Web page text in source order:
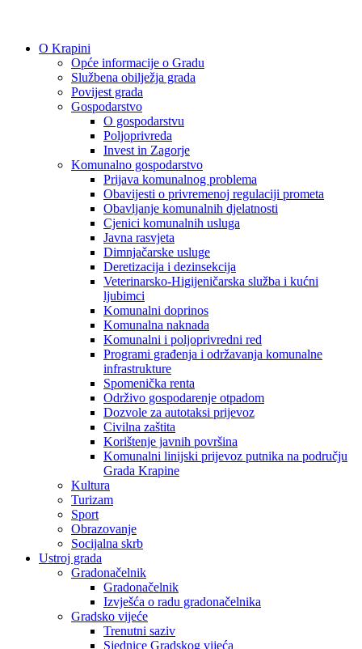
O Krapini
Opće informacije o Gradu
Službena obilježja grada
Povijest grada
Gospodarstvo
O gospodarstvu
Poljoprivreda
Invest in Zagorje
Komunalno gospodarstvo
Prijava komunalnog problema
Obavijesti o privremenoj regulaciji prometa
Obavljanje komunalnih djelatnosti
Cjenici komunalnih usluga
Javna rasvjeta
Dimnjačarske usluge
Deretizacija i dezinsekcija
Veterinarsko-Higijeničarska služba i kućni
ljubimci
Komunalni doprinos
Komunalna naknada
Komunalni i poljoprivredni red
Programi građenja i održavanja komunalne
infrastrukture
Spomenička renta
Održivo gospodarenje otpadom
Dozvole za autotaksi prijevoz
Civilna zaštita
Korištenje javnih površina
Komunalni linijski prijevoz putnika na području
Grada Krapine
Kultura
Turizam
Sport
Obrazovanje
Socijalna skrb
Ustroj grada
Gradonačelnik
Gradonačelnik
Izvješća o radu gradonačelnika
Gradsko vijeće
Trenutni saziv
Sjednice Gradskog vijeća